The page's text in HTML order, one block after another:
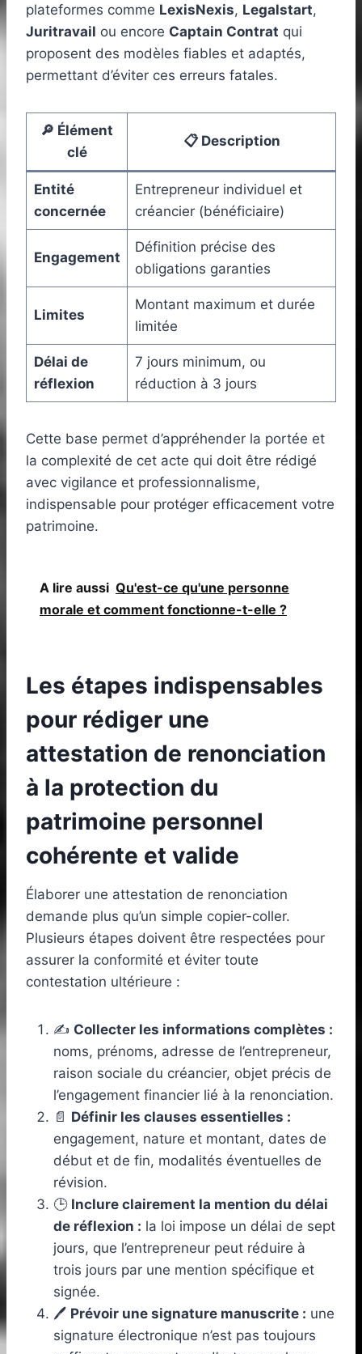
plateformes comme LexisNexis, Legalstart,
Juritravail ou encore Captain Contrat qui
proposent des modèles fiables et adaptés,
permettant d’éviter ces erreurs fatales.
🔎 Élément
clé
📋 Description
Entité
concernée
Entrepreneur individuel et
créancier (bénéficiaire)
Engagement
Définition précise des
obligations garanties
Limites
Montant maximum et durée
limitée
Délai de
réflexion
7 jours minimum, ou
réduction à 3 jours
Cette base permet d’appréhender la portée et
la complexité de cet acte qui doit être rédigé
avec vigilance et professionnalisme,
indispensable pour protéger efficacement votre
patrimoine.
A lire aussi Qu'est-ce qu'une personne
morale et comment fonctionne-t-elle ?
Les étapes indispensables
pour rédiger une
attestation de renonciation
à la protection du
patrimoine personnel
cohérente et valide
Élaborer une attestation de renonciation
demande plus qu’un simple copier-coller.
Plusieurs étapes doivent être respectées pour
assurer la conformité et éviter toute
contestation ultérieure :
✍️ Collecter les informations complètes :
noms, prénoms, adresse de l’entrepreneur,
raison sociale du créancier, objet précis de
l’engagement financier lié à la renonciation.
📄 Définir les clauses essentielles :
engagement, nature et montant, dates de
début et de fin, modalités éventuelles de
révision.
🕒 Inclure clairement la mention du délai
de réflexion : la loi impose un délai de sept
jours, que l’entrepreneur peut réduire à
trois jours par une mention spécifique et
signée.
🖊️ Prévoir une signature manuscrite : une
signature électronique n’est pas toujours